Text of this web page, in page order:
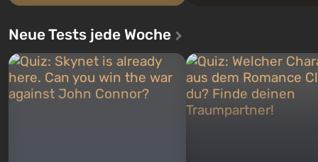
Neue Tests jede Woche